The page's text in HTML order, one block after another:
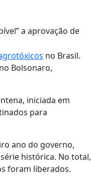
a aprovação de
no Brasil.
Bolsonaro,
iniciada em
para
ano do governo,
histórica. No total,
foram liberados.